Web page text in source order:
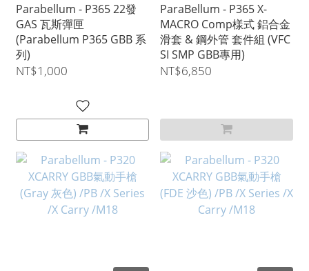
Parabellum - P365 22發
GAS 瓦斯彈匣
(Parabellum P365 GBB 系
列)
NT$1,000
ParaBellum - P365 X-
MACRO Comp樣式 鋁合金
滑套 & 鋼外管 套件組 (VFC
SI SMP GBB專用)
NT$6,850